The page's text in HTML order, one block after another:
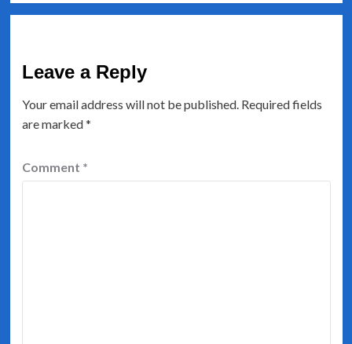
Leave a Reply
Your email address will not be published. Required fields
are marked*
Comment *